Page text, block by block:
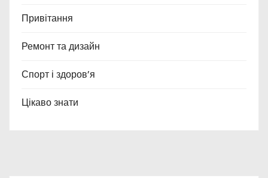
Привітання
Ремонт та дизайн
Спорт і здоров’я
Цікаво знати